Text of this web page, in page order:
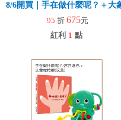
8/6開買｜手在做什麼呢？＋大
95 折 675元
紅利 1 點